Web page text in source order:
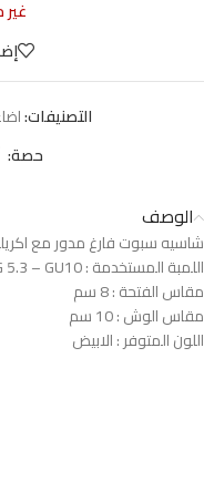
التصنيفات:
حصة:
الوصف
شاسيه سبوت فارغ مدور مع
اللمبة المستخدمة : G 5.3 – GU10
مقاس الفتحة : 8 سم
مقاس الوش : 10 سم
اللون المتوفر : الابيض